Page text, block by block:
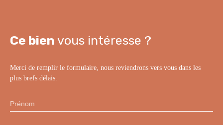
Ce bien vous intéresse ?
Merci de remplir le formulaire, nous reviendrons vers vous dans les
plus brefs délais.
Prénom